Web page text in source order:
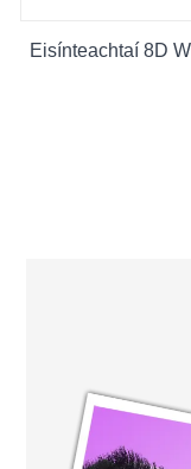
Eisínteachtaí 8D